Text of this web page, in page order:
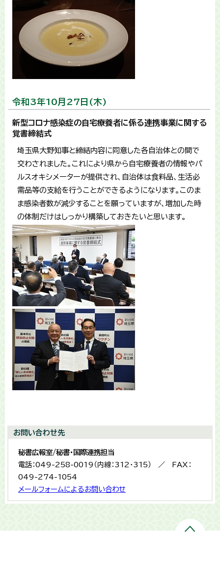
令和3年10月27日(木)
新型コロナ感染症の自宅療養者に係る連携事業に関する
覚書締結式
埼玉県大野知事と締結内容に同意した各自治体との間で
交わされました。これにより県から自宅療養者の情報やパ
ルスオキシメーターが提供され、自治体は食料品、生活必
需品等の支給を行うことができるようになります。このま
ま感染者数が減少することを願っていますが、増加した時
の体制だけはしっかり構築しておきたいと思います。
お問い合わせ先
秘書広報室/秘書・国際連携担当
電話：049-258-0019（内線：312・315） ／ FAX：
049-274-1054
メールフォームによるお問い合わせ